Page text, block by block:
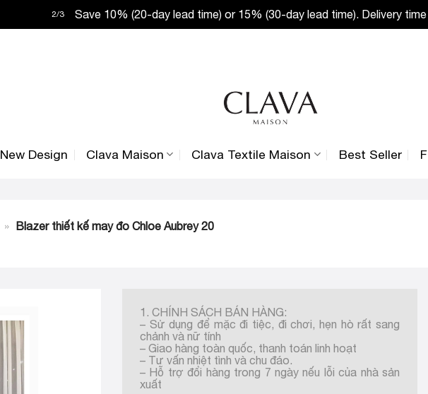
2/3 Save 10% (20-day lead time) or 15% (30-day lead time). Delivery
New Design Clava Maison Clava Textile Maison Best Seller
» Blazer thiết kế may đo Chloe Aubrey 20
1. CHÍNH SÁCH BÁN HÀNG:
– Sử dụng để mặc đi tiệc, đi chơi, hẹn hò rất sang
chảnh và nữ tính
– Giao hàng toàn quốc, thanh toán linh hoạt
– Tư vấn nhiệt tình và chu đáo.
– Hỗ trợ đổi hàng trong 7 ngày nếu lỗi của nhà sản
xuất